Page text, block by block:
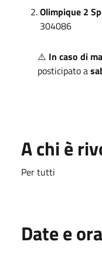
Olimpique 2
304086
⚠️ In caso di
posticipato a
A chi è
Per tutti
Date e